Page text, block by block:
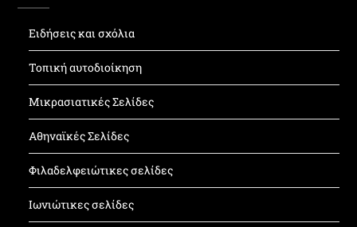
Ειδήσεις και σχόλια
Τοπική αυτοδιοίκηση
Μικρασιατικές Σελίδες
Αθηναϊκές Σελίδες
Φιλαδελφειώτικες σελίδες
Ιωνιώτικες σελίδες